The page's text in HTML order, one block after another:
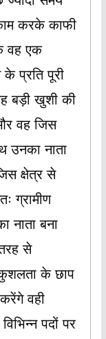
करके काफी
वह एक
के प्रति पूरी
बड़ी खुशी की
वह जिस
उनका नाता
क्षेत्र से
ग्रामीण
नाता बना
से
के छाप
वही
पदों पर